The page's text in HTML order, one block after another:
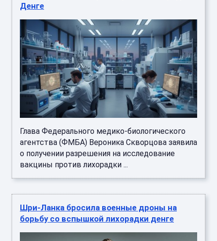
Денге
Глава Федерального медико-биологического
агентства (ФМБА) Вероника Скворцова заявила
о получении разрешения на исследование
вакцины против лихорадки ...
Шри-Ланка бросила военные дроны на
борьбу со вспышкой лихорадки денге